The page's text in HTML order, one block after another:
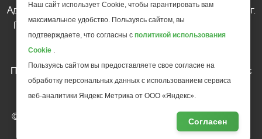
Адрес редакции: 185035 Россия, Республика Карелия, г.
Петрозаводск, ул. Фридриха Энгельса д.10, офис 211
Телефон редакции: +7 (499) 685-10-45
Перепечатка материалов газеты допускается только c
письменного разрешения редакции
Ссылка на «Газету педагогов» обязательна.
© АНО ДПО "Инновационный образовательный центр
повышения квалификации и переподготовки "Мой
Наш сайт использует Cookie, чтобы гарантировать вам
максимальное удобство. Пользуясь сайтом, вы
подтверждаете, что согласны с политикой использования
Cookie .
Пользуясь сайтом вы предоставляете свое согласие на
обработку персональных данных с использованием сервиса
веб-аналитики Яндекс Метрика от ООО «Яндекс».
Согласен